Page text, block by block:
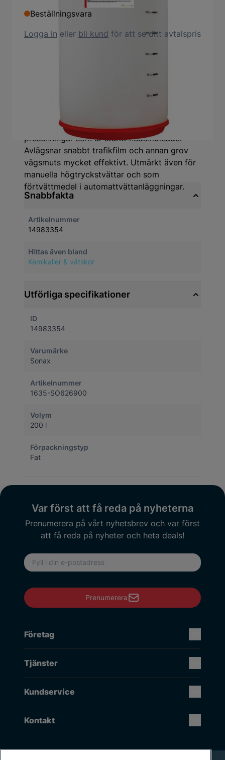
Beställningsvara
Logga in eller bli kund för att se ditt avtalspris
entreprenad- och lantbruksmaskiner samt
presenningar som är starkt nedsmutsade.
Avlägsnar snabbt trafikfilm och annan grov
vägsmuts mycket effektivt. Utmärkt även för
manuella högtryckstvättar och som
förtvättmedel i automattvättanläggningar.
Snabbfakta
Artikelnummer
14983354
Hittas även bland
Kemikalier & vätskor
Utförliga specifikationer
ID
14983354
Varumärke
Sonax
Artikelnummer
1635-SO626900
Volym
200 l
Förpackningstyp
Fat
Var först att få reda på nyheterna
Prenumerera på vårt nyhetsbrev och var först
att få reda på nyheter och heta deals!
E-postadress
Prenumerera
Företag
Tjänster
Kundservice
Kontakt